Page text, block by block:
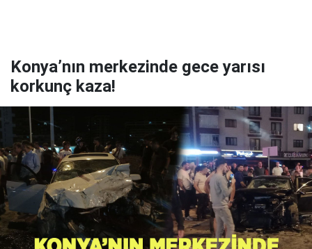
Konya’nın merkezinde gece yarısı
korkunç kaza!